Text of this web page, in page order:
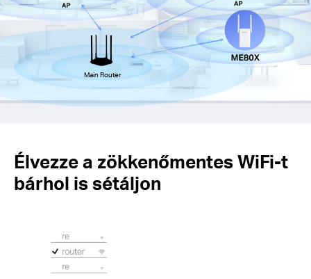
Main Router
Élvezze a zökkenőmentes WiFi-t
bárhol is sétáljon